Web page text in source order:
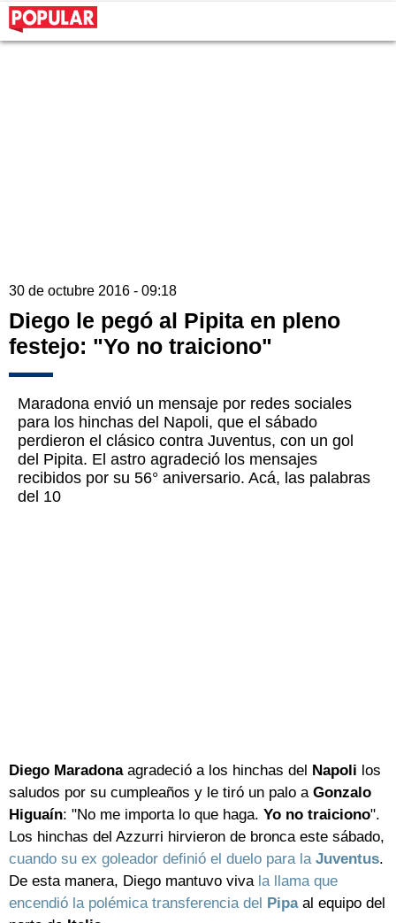
30 de octubre 2016 - 09:18
Diego le pegó al Pipita en pleno
festejo: "Yo no traiciono"
Maradona envió un mensaje por redes sociales
para los hinchas del Napoli, que el sábado
perdieron el clásico contra Juventus, con un gol
del Pipita. El astro agradeció los mensajes
recibidos por su 56° aniversario. Acá, las palabras
del 10
Diego Maradona agradeció a los hinchas del Napoli los
saludos por su cumpleaños y le tiró un palo a Gonzalo
Higuaín: "No me importa lo que haga. Yo no traiciono".
Los hinchas del Azzurri hirvieron de bronca este sábado,
cuando su ex goleador definió el duelo para la Juventus.
De esta manera, Diego mantuvo viva la llama que
encendió la polémica transferencia del Pipa al equipo del